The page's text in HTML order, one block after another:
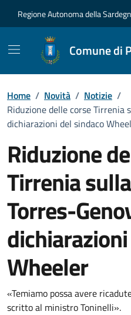
Regione Autonoma della
Comune di
Home / Novità / Notizie /
Riduzione delle corse Tirrenia
dichiarazioni del sindaco
Riduzione
Tirrenia
Torres-
Wheeler
Dettagli della
«Temiamo possa avere
scritto al ministro Toninelli».